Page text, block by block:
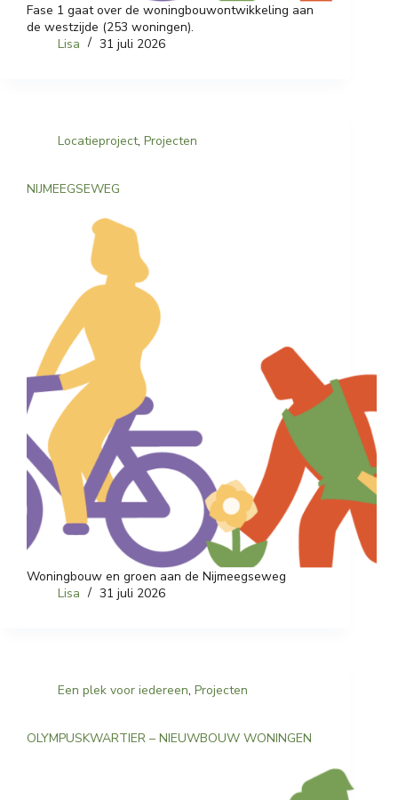
Fase 1 gaat over de woningbouwontwikkeling aan
de westzijde (253 woningen).
Lisa
31 juli 2026
Locatieproject, Projecten
NIJMEEGSEWEG
Woningbouw en groen aan de Nijmeegseweg
Lisa
31 juli 2026
Een plek voor iedereen, Projecten
OLYMPUSKWARTIER – NIEUWBOUW WONINGEN